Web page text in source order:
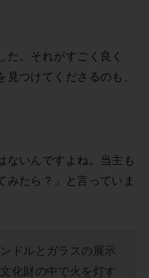
た。それがすごく良く
つけてくださるのも、
ないんですよね。当主も
みたら？」と言っていま
ドルとガラスの展示
化財の中で火を灯す